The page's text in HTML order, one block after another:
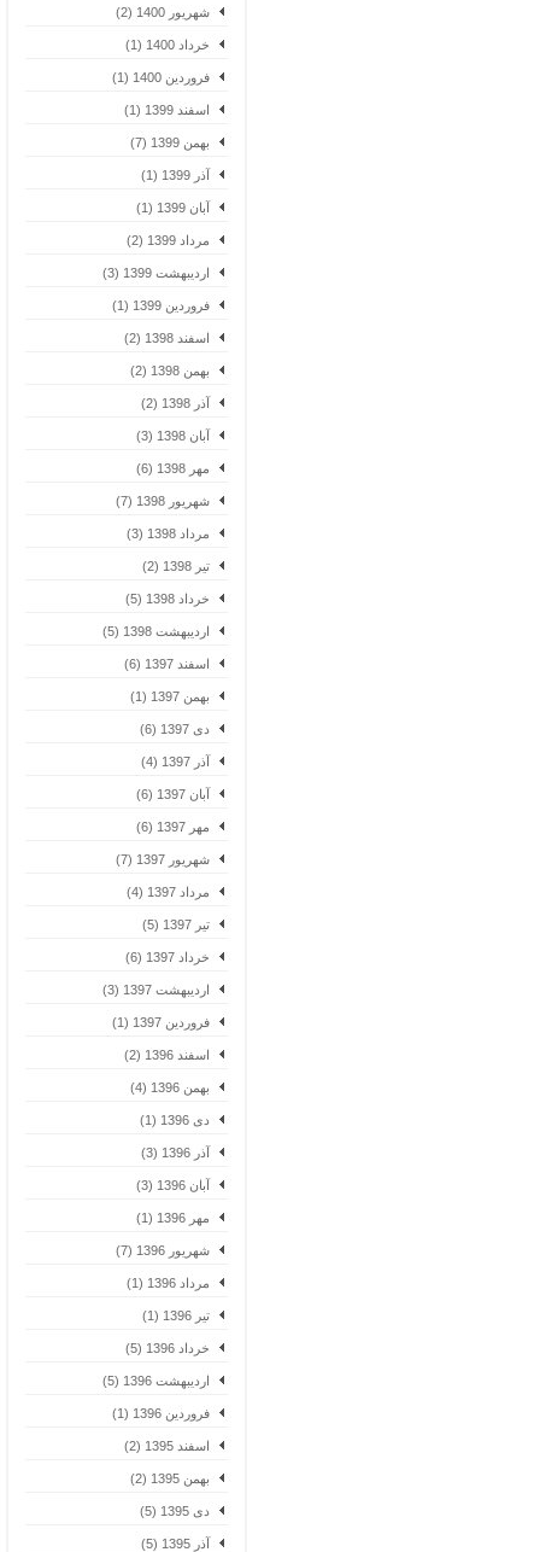
شهریور 1400 (2)
خرداد 1400 (1)
فروردین 1400 (1)
اسفند 1399 (1)
بهمن 1399 (7)
آذر 1399 (1)
آبان 1399 (1)
مرداد 1399 (2)
اردیبهشت 1399 (3)
فروردین 1399 (1)
اسفند 1398 (2)
بهمن 1398 (2)
آذر 1398 (2)
آبان 1398 (3)
مهر 1398 (6)
شهریور 1398 (7)
مرداد 1398 (3)
تیر 1398 (2)
خرداد 1398 (5)
اردیبهشت 1398 (5)
اسفند 1397 (6)
بهمن 1397 (1)
دی 1397 (6)
آذر 1397 (4)
آبان 1397 (6)
مهر 1397 (6)
شهریور 1397 (7)
مرداد 1397 (4)
تیر 1397 (5)
خرداد 1397 (6)
اردیبهشت 1397 (3)
فروردین 1397 (1)
اسفند 1396 (2)
بهمن 1396 (4)
دی 1396 (1)
آذر 1396 (3)
آبان 1396 (3)
مهر 1396 (1)
شهریور 1396 (7)
مرداد 1396 (1)
تیر 1396 (1)
خرداد 1396 (5)
اردیبهشت 1396 (5)
فروردین 1396 (1)
اسفند 1395 (2)
بهمن 1395 (2)
دی 1395 (5)
آذر 1395 (5)